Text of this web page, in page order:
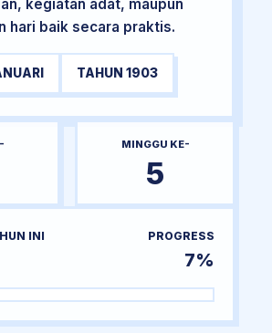
kegiatan adat, maupun
hari baik secara praktis.
TAHUN 1903
MINGGU KE-
5
INI PROGRESS
7%